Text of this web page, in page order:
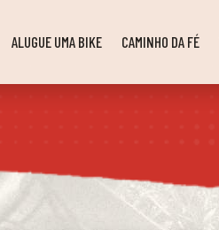
ALUGUE UMA BIKE CAMINHO DA FÉ